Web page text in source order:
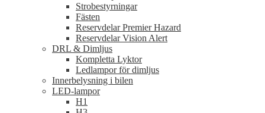
Strobestyrningar
Fästen
Reservdelar Premier Hazard
Reservdelar Vision Alert
DRL & Dimljus
Kompletta Lyktor
Ledlampor för dimljus
Innerbelysning i bilen
LED-lampor
H1